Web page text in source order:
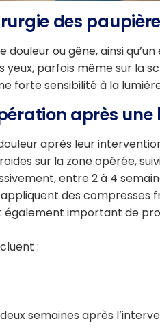
des
ou gêne, ainsi
parfois même sur la
forte sensibilité à la
après
après leur
sur la zone opérée,
entre 2 à 4
des compresses
important de
:
semaines après